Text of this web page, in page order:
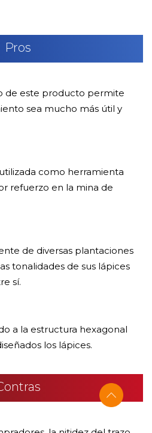
Pros
de este producto permite
sea mucho más útil y
como herramienta
refuerzo en la mina de
de diversas plantaciones
tonalidades de sus lápices
sí.
a la estructura hexagonal
los lápices.